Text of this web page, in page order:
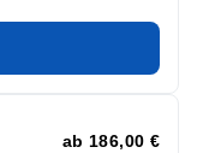
ab 186,00 €